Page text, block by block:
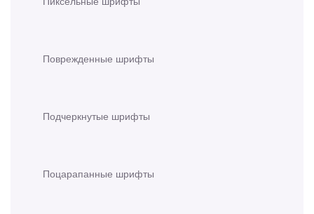
Поврежденные шрифты
Подчеркнутые шрифты
Поцарапанные шрифты